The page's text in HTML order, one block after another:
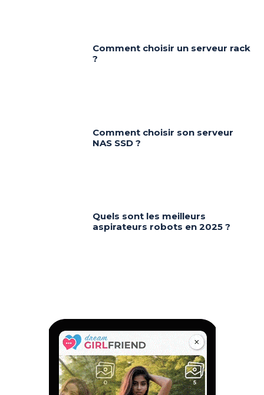
Comment choisir un serveur rack
?
Comment choisir son serveur
NAS SSD ?
Quels sont les meilleurs
aspirateurs robots en 2025 ?